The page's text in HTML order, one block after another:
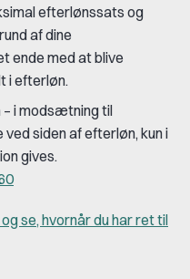
efterlønssats og
af dine
ende med at blive
i efterløn.
i modsætning til
siden af efterløn, kun i
gives.
se, hvornår du har ret til